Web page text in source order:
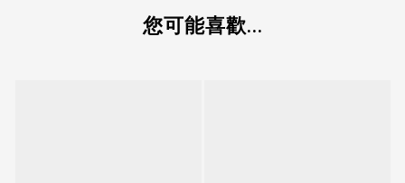
您可能喜歡...